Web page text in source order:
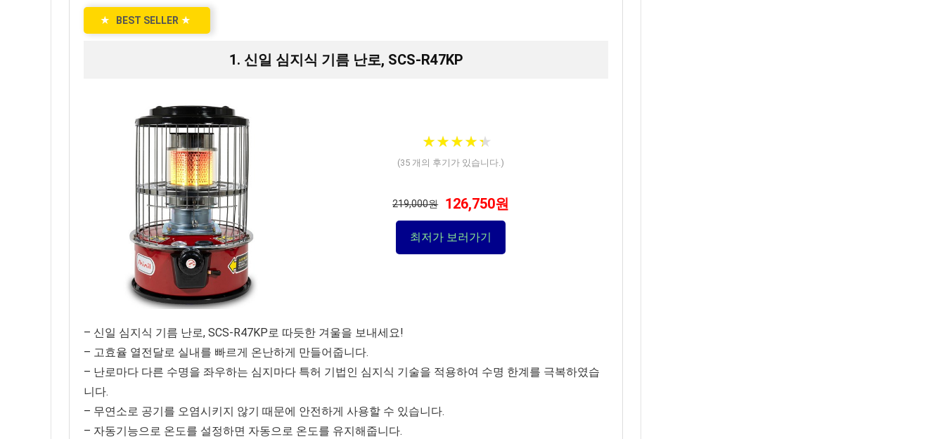
★ BEST SELLER ★
1. 신일 심지식 기름 난로, SCS-R47KP
★★★★★
★★★★★
(35 개의 후기가 있습니다.)
219,000원 126,750원
최저가 보러가기
– 신일 심지식 기름 난로, SCS-R47KP로 따듯한 겨울을 보내세요!
– 고효율 열전달로 실내를 빠르게 온난하게 만들어줍니다.
– 난로마다 다른 수명을 좌우하는 심지마다 특허 기법인 심지식 기술을 적용하여 수명 한계를 극복하였습
니다.
– 무연소로 공기를 오염시키지 않기 때문에 안전하게 사용할 수 있습니다.
– 자동기능으로 온도를 설정하면 자동으로 온도를 유지해줍니다.